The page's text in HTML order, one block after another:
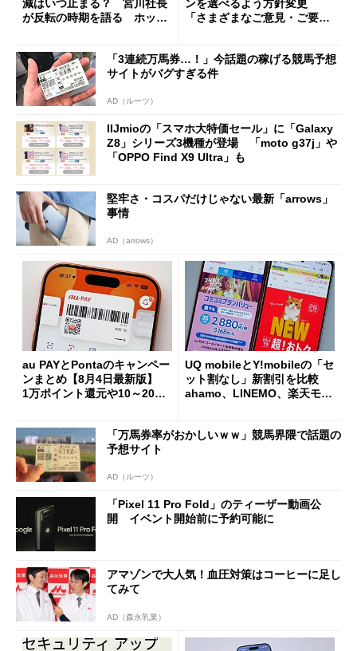
減はいつ止まる？ 宮川社長
が反転の時期を語る ホッピ
ンを選べるよう方針変更
「さまざまなご意見・ご要望
「3連続万馬券…！」今話題の稼げる競馬予想
サイトがバグすぎる件
AD（ルーツ）
IIJmioの「スマホ大特価セール」に「Galaxy
Z8」シリーズ3機種が登場 「moto g37j」や
「OPPO Find X9 Ultra」も
堅牢さ・コスパだけじゃない最新「arrows」
事情
AD（arrows）
au PAYとPontaのキャンペー
ンまとめ【8月4日最新版】
1万ポイント還元や10～20％
UQ mobileとY!mobileの「セ
ット割なし」新割引を比較
ahamo、LINEMO、楽天モバ
「万馬券率がおかしいｗｗ」競馬界隈で話題の
予想サイト
AD（ルーツ）
「Pixel 11 Pro Fold」のティーザー動画公
開 イベント開始前に予約可能に
アマゾンで大人気！血圧対策はコーヒーに足し
てみて
AD（森永乳業）